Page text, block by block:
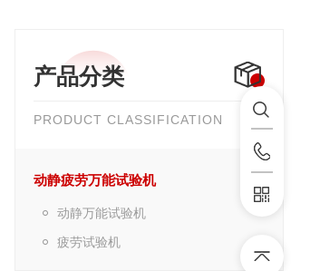
产品分类
PRODUCT CLASSIFICATION
动静疲劳万能试验机
动静万能试验机
疲劳试验机